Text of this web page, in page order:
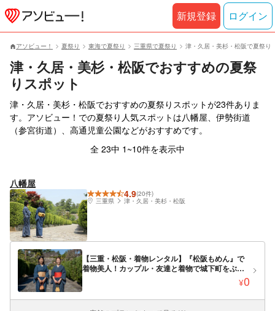
アソビュー！ 夏祭り 東海で夏祭り 三重県で夏祭り 津・久居・美杉・松阪で夏祭り
津・久居・美杉・松阪でおすすめの夏祭
りスポット
津・久居・美杉・松阪でおすすめの夏祭りスポットが23件ありま
す。アソビュー！での夏祭り人気スポットは八幡屋、伊勢街道
（参宮街道）、高通児童公園などがおすすめです。
全 23中 1~10件を表示中
八幡屋
4.9(20件)
三重県
津・久居・美杉・松阪
【三重・松阪・着物レンタル】『松阪もめん』で
着物美人！カップル・友達と着物で城下町をぶら
¥0
新規登録 ログイン